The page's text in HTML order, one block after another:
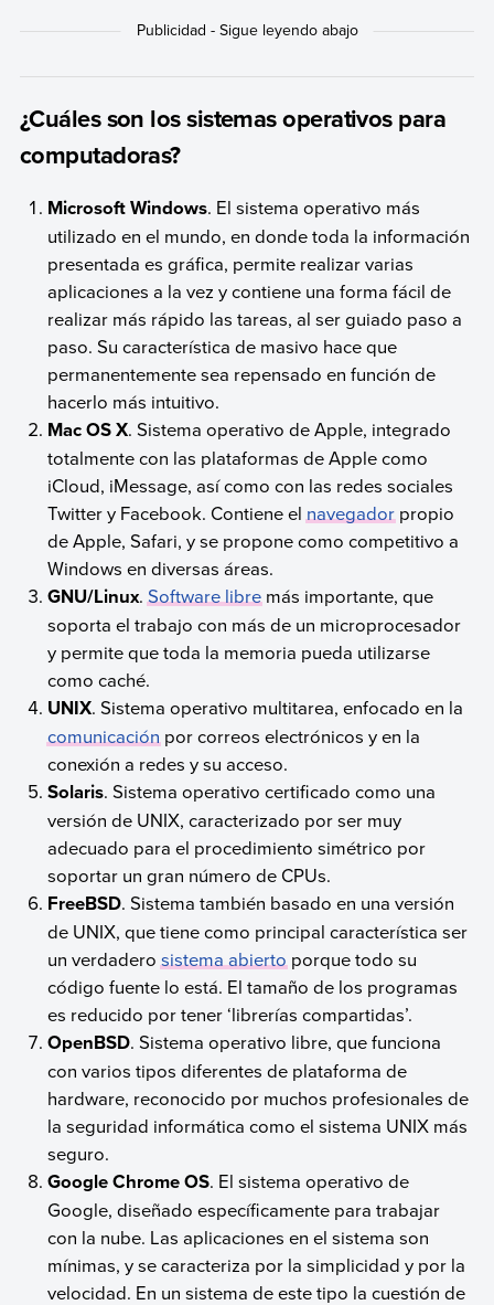
¿Cuáles son los sistemas operativos para
computadoras?
Microsoft Windows. El sistema operativo más
utilizado en el mundo, en donde toda la información
presentada es gráfica, permite realizar varias
aplicaciones a la vez y contiene una forma fácil de
realizar más rápido las tareas, al ser guiado paso a
paso. Su característica de masivo hace que
permanentemente sea repensado en función de
hacerlo más intuitivo.
Mac OS X. Sistema operativo de Apple, integrado
totalmente con las plataformas de Apple como
iCloud, iMessage, así como con las redes sociales
Twitter y Facebook. Contiene elnavegadorpropio
de Apple, Safari, y se propone como competitivo a
Windows en diversas áreas.
GNU/Linux.Software libremás importante, que
soporta el trabajo con más de un microprocesador
y permite que toda la memoria pueda utilizarse
como caché.
UNIX. Sistema operativo multitarea, enfocado en la
comunicaciónpor correos electrónicos y en la
conexión a redes y su acceso.
Solaris. Sistema operativo certificado como una
versión de UNIX, caracterizado por ser muy
adecuado para el procedimiento simétrico por
soportar un gran número de CPUs.
FreeBSD. Sistema también basado en una versión
de UNIX, que tiene como principal característica ser
un verdaderosistema abiertoporque todo su
código fuente lo está. El tamaño de los programas
es reducido por tener ‘librerías compartidas’.
OpenBSD. Sistema operativo libre, que funciona
con varios tipos diferentes de plataforma de
hardware, reconocido por muchos profesionales de
la seguridad informática como el sistema UNIX más
seguro.
Google Chrome OS. El sistema operativo de
Google, diseñado específicamente para trabajar
con la nube. Las aplicaciones en el sistema son
mínimas, y se caracteriza por la simplicidad y por la
velocidad. En un sistema de este tipo la cuestión de